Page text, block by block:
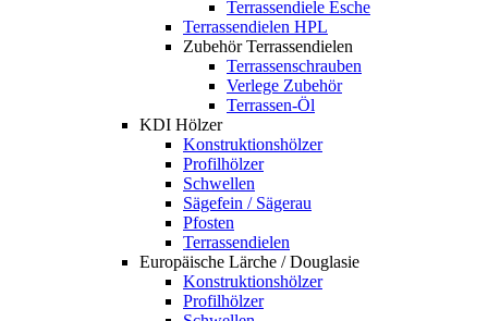
Terrassendiele Esche
Terrassendielen HPL
Zubehör Terrassendielen
Terrassenschrauben
Verlege Zubehör
Terrassen-Öl
KDI Hölzer
Konstruktionshölzer
Profilhölzer
Schwellen
Sägefein / Sägerau
Pfosten
Terrassendielen
Europäische Lärche / Douglasie
Konstruktionshölzer
Profilhölzer